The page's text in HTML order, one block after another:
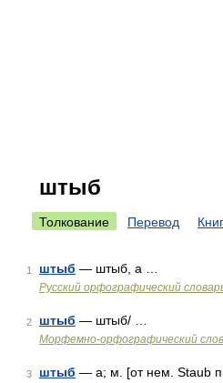
штыб
Толкование Перевод
1 штыб — штыб, а …
Русский орфографический
2 штыб — штыб/ …
Морфемно-орфографический
3 штыб — а; м. [от нем. Staub